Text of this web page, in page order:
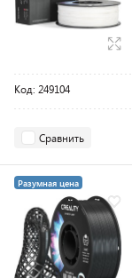
Код: 249104
Сравнить
Разумная цена